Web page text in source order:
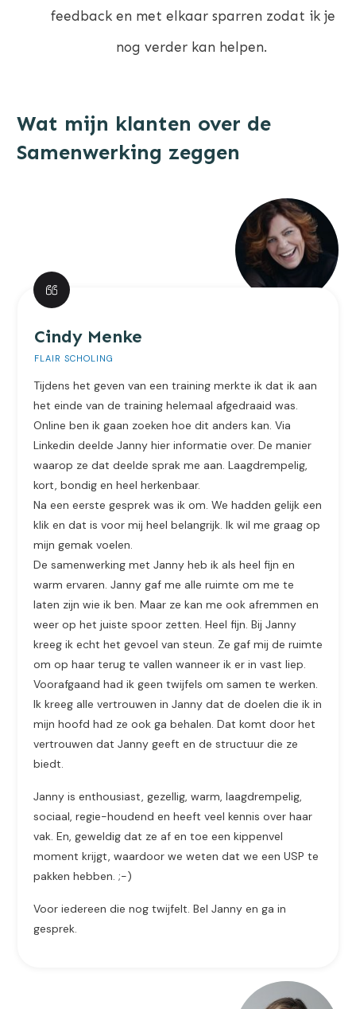
feedback en met elkaar sparren zodat ik je
nog verder kan helpen.
Wat mijn klanten over de
Samenwerking zeggen
Cindy Menke
FLAIR SCHOLING
Tijdens het geven van een training merkte ik dat ik aan
het einde van de training helemaal afgedraaid was.
Online ben ik gaan zoeken hoe dit anders kan. Via
Linkedin deelde Janny hier informatie over. De manier
waarop ze dat deelde sprak me aan. Laagdrempelig,
kort, bondig en heel herkenbaar.
Na een eerste gesprek was ik om. We hadden gelijk een
klik en dat is voor mij heel belangrijk. Ik wil me graag op
mijn gemak voelen.
De samenwerking met Janny heb ik als heel fijn en
warm ervaren. Janny gaf me alle ruimte om me te
laten zijn wie ik ben. Maar ze kan me ook afremmen en
weer op het juiste spoor zetten. Heel fijn. Bij Janny
kreeg ik echt het gevoel van steun. Ze gaf mij de ruimte
om op haar terug te vallen wanneer ik er in vast liep.
Voorafgaand had ik geen twijfels om samen te werken.
Ik kreeg alle vertrouwen in Janny dat de doelen die ik in
mijn hoofd had ze ook ga behalen. Dat komt door het
vertrouwen dat Janny geeft en de structuur die ze
biedt.
Janny is enthousiast, gezellig, warm, laagdrempelig,
sociaal, regie-houdend en heeft veel kennis over haar
vak. En, geweldig dat ze af en toe een kippenvel
moment krijgt, waardoor we weten dat we een USP te
pakken hebben. ;-)
Voor iedereen die nog twijfelt. Bel Janny en ga in
gesprek.